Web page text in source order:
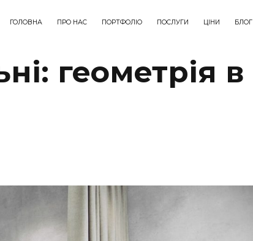
ГОЛОВНА ПРО НАС ПОРТФОЛІО ПОСЛУГИ ЦІНИ БЛОГ
геометрія в